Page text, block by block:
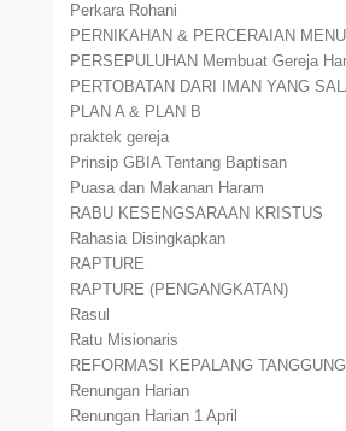
Perkara Rohani
PERNIKAHAN & PERCERAIAN
PERSEPULUHAN Membuat Gereja
PERTOBATAN DARI IMAN YANG
PLAN A & PLAN B
praktek gereja
Prinsip GBIA Tentang Baptisan
Puasa dan Makanan Haram
RABU KESENGSARAAN KRISTUS
Rahasia Disingkapkan
RAPTURE
RAPTURE (PENGANGKATAN)
Rasul
Ratu Misionaris
REFORMASI KEPALANG TANGGUNG
Renungan Harian
Renungan Harian 1 April